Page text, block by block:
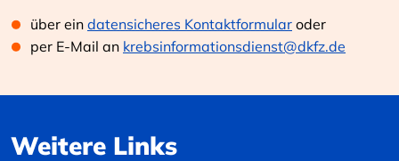
über ein datensicheres Kontaktformular oder
per E-Mail an krebsinformationsdienst@dkfz.de
Weitere Links